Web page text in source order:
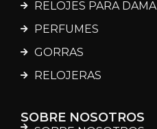
RELOJES PARA DAMA
PERFUMES
GORRAS
RELOJERAS
SOBRE NOSOTROS